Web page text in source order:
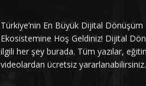
Türkiye’nin En Büyük Dijital Dönüşüm
Ekosistemine Hoş Geldiniz! Dijital
ilgili her şey burada. Tüm yazılar,
videolardan ücretsiz yararlanabilirsiniz.